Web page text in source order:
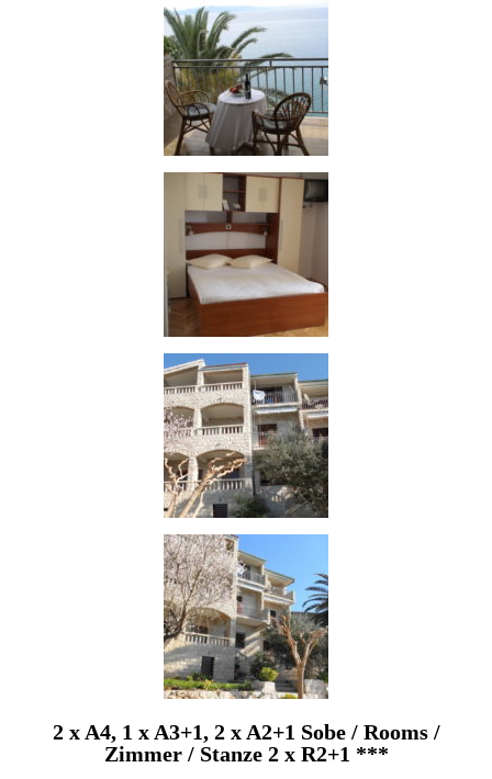
2 x A4, 1 x A3+1, 2 x A2+1 Sobe / Rooms /
Zimmer / Stanze 2 x R2+1 ***